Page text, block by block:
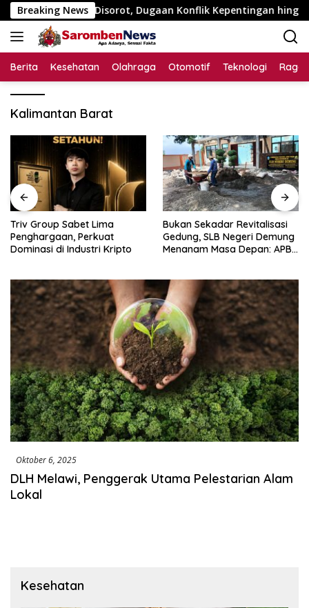
Langsung
ke
konten
Breaking News
Juta Disorot, Dugaan Konflik Kepentingan hingga Misteri
Berita Kesehatan Olahraga Otomotif Teknologi
Kalimantan Barat
Triv Group Sabet Lima
Penghargaan, Perkuat
Dominasi di Industri Kripto
Bukan Sekadar Revitalisasi
Gedung, SLB Negeri Demung
Menanam Masa Depan: APBN
Khusus Menjadi Kemandirian
Oktober 6, 2025
DLH Melawi, Penggerak Utama Pelestarian Alam
Lokal
Kesehatan